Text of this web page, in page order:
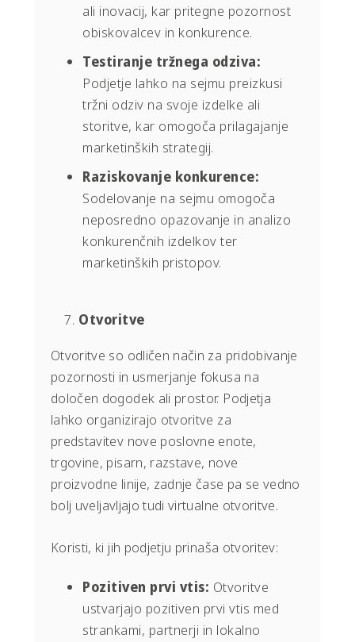
ali inovacij, kar pritegne pozornost
obiskovalcev in konkurence.
Testiranje tržnega odziva:
Podjetje lahko na sejmu preizkusi
tržni odziv na svoje izdelke ali
storitve, kar omogoča prilagajanje
marketinških strategij.
Raziskovanje konkurence:
Sodelovanje na sejmu omogoča
neposredno opazovanje in analizo
konkurenčnih izdelkov ter
marketinških pristopov.
Otvoritve
Otvoritve so odličen način za pridobivanje
pozornosti in usmerjanje fokusa na
določen dogodek ali prostor. Podjetja
lahko organizirajo otvoritve za
predstavitev nove poslovne enote,
trgovine, pisarn, razstave, nove
proizvodne linije, zadnje čase pa se vedno
bolj uveljavljajo tudi virtualne otvoritve.
Koristi, ki jih podjetju prinaša otvoritev:
Pozitiven prvi vtis: Otvoritve
ustvarjajo pozitiven prvi vtis med
strankami, partnerji in lokalno